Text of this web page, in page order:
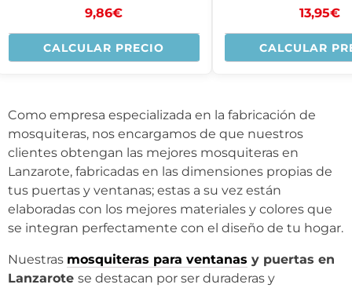
de 5
9,86€
CALCULAR PRECIO
de 5
13,95€
CALCULAR
Como empresa especializada en la fabricación de
mosquiteras, nos encargamos de que nuestros
clientes obtengan las mejores mosquiteras en
Lanzarote, fabricadas en las dimensiones propias de
tus puertas y ventanas; estas a su vez están
elaboradas con los mejores materiales y colores que
se integran perfectamente con el diseño de tu hogar.
Nuestras mosquiteras para ventanas y puertas en
Lanzarote se destacan por ser duraderas y